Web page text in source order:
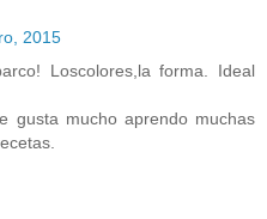
2015
Loscolores,la forma. Ideal
gusta mucho aprendo muchas